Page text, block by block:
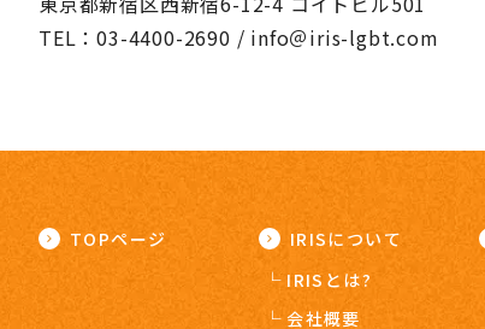
TEL：03-4400-2690 / info＠iris-lgbt.com
TOPページ
IRISについて
IRISとは?
会社概要